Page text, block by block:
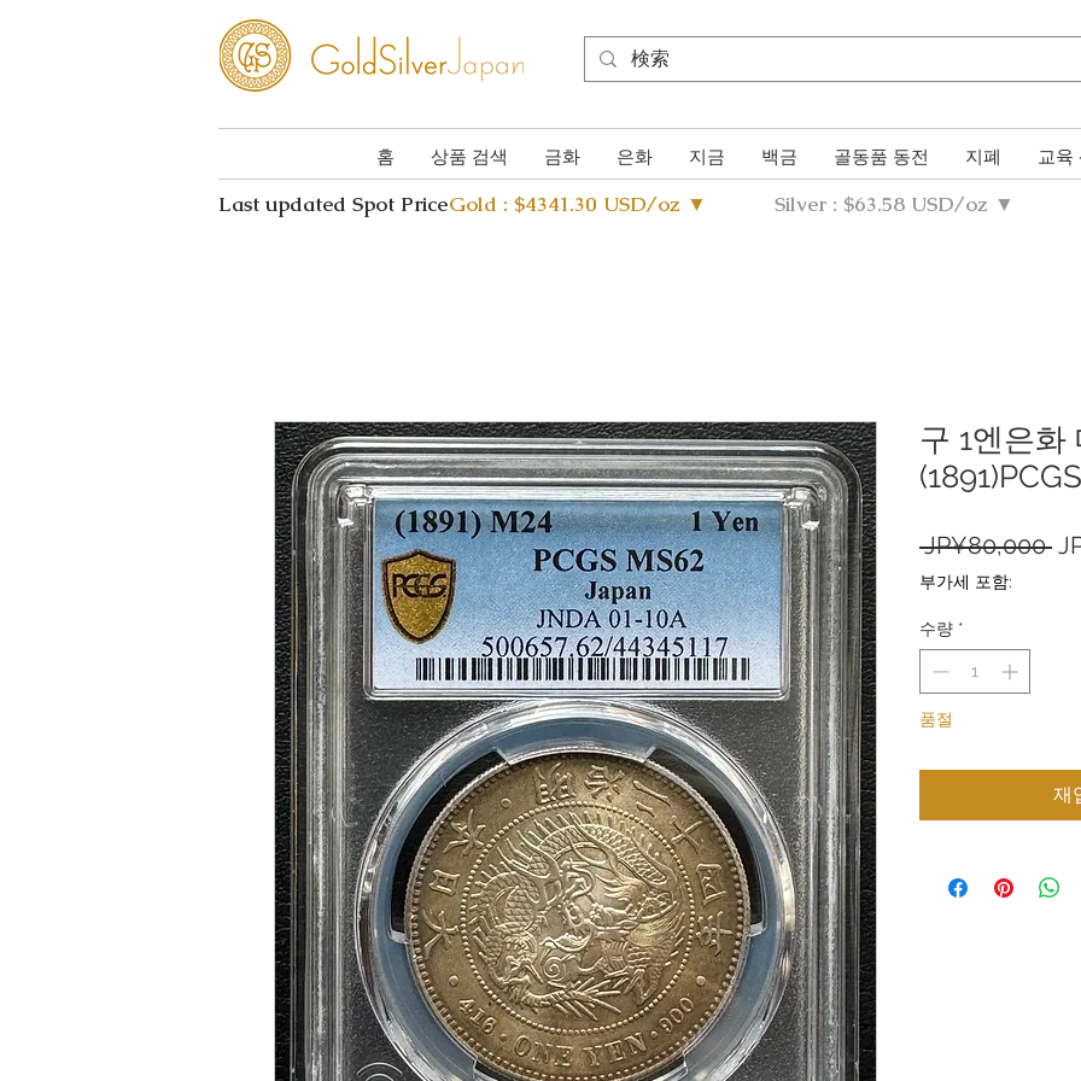
홈 상품 검색 금화 은화 지금 백금 골동품 동전 지폐 교육
Last updated Spot PriceGold : $4341.30 USD/oz ▼ Silver : $63.58 USD/oz ▼
구 1엔은화
JP¥80,000 일
부가세 포함:
수량 *
품절
재